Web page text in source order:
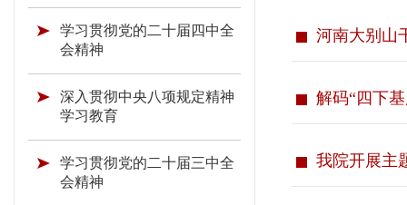
教学资
学习贯彻党的二十届四中全
会精神
深入贯彻中央八项规定精神
学习教育
学习贯彻党的二十届三中全
会精神
河南大别山干
解码“四下
我院开展主